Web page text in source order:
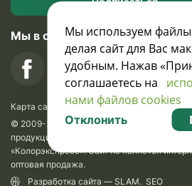
Мы в социальных сетях
Карта сайта
© 2009-2026 Krasavik.by. Сувениры
продукция и сувениры с логотипом. УНН
«Колорэкспресс». Сайт не является
оптовая продажа.
Разработка сайта — SLAM. SEO
Мы используем
делая сайт для Вас
удобным. Нажав
соглашаетесь на
нами файлов cookies
Отклонить